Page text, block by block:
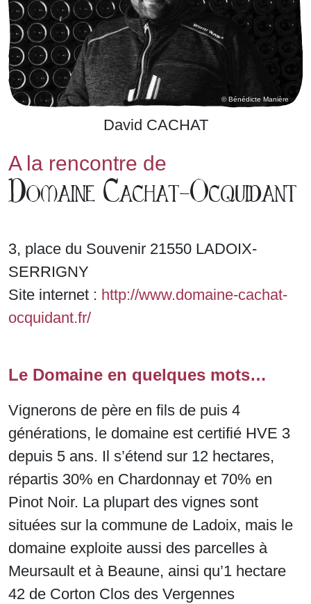
© Bénédicte Manière
David CACHAT
A la rencontre de
Domaine Cachat-Ocquidant
3, place du Souvenir 21550 LADOIX-
SERRIGNY
Site internet : http://www.domaine-cachat-
ocquidant.fr/
Le Domaine en quelques mots…
Vignerons de père en fils de puis 4
générations, le domaine est certifié HVE 3
depuis 5 ans. Il s’étend sur 12 hectares,
répartis 30% en Chardonnay et 70% en
Pinot Noir. La plupart des vignes sont
situées sur la commune de Ladoix, mais le
domaine exploite aussi des parcelles à
Meursault et à Beaune, ainsi qu’1 hectare
42 de Corton Clos des Vergennes